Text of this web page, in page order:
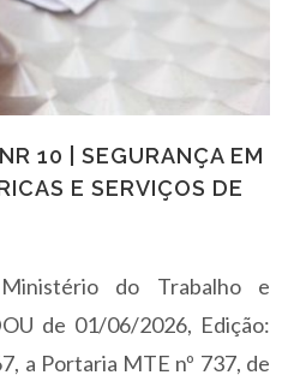
10 | SEGURANÇA EM
E SERVIÇOS DE
do Trabalho e
de 01/06/2026, Edição:
a Portaria MTE nº 737, de